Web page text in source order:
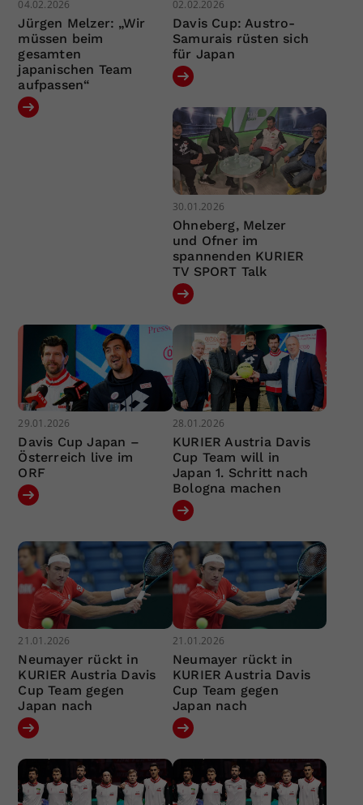
04.02.2026
Jürgen Melzer: „Wir
müssen beim
gesamten
japanischen Team
aufpassen“
02.02.2026
Davis Cup: Austro-
Samurais rüsten sich
für Japan
30.01.2026
Ohneberg, Melzer
und Ofner im
spannenden KURIER
TV SPORT Talk
29.01.2026
Davis Cup Japan –
Österreich live im
ORF
28.01.2026
KURIER Austria Davis
Cup Team will in
Japan 1. Schritt nach
Bologna machen
21.01.2026
Neumayer rückt in
KURIER Austria Davis
Cup Team gegen
Japan nach
21.01.2026
Neumayer rückt in
KURIER Austria Davis
Cup Team gegen
Japan nach